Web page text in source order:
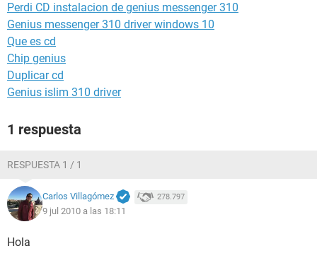
Perdi CD instalacion de genius messenger 310
Genius messenger 310 driver windows 10
Que es cd
Chip genius
Duplicar cd
Genius islim 310 driver
1 respuesta
RESPUESTA 1 / 1
Carlos Villagómez 278.797
9 jul 2010 a las 18:11
Hola